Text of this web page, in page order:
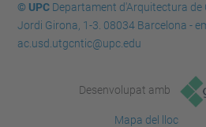
© UPCDepartament d'Arquitectura de
Jordi Girona, 1-3. 08034 Barcelona -
ac.usd.utgcntic@upc.edu
Desenvolupat amb
Mapa del lloc